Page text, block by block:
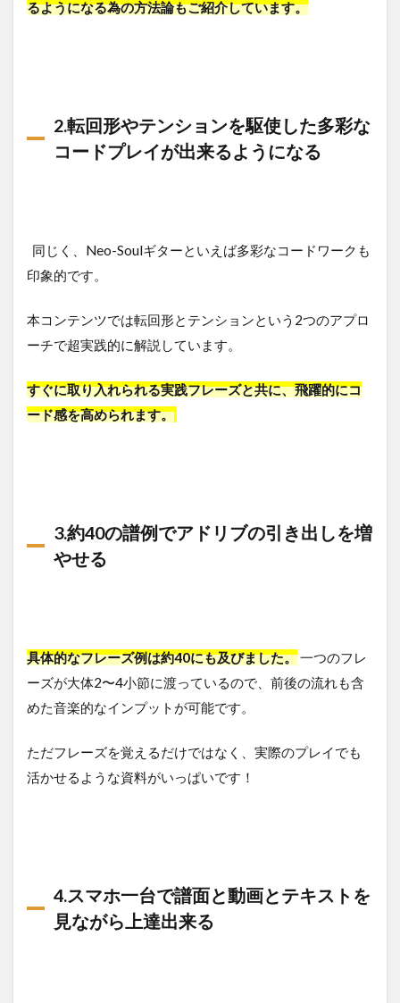
るようになる為の方法論もご紹介しています。
2.転回形やテンションを駆使した多彩な
コードプレイが出来るようになる
同じく、Neo-Soulギターといえば多彩なコードワークも
印象的です。
本コンテンツでは転回形とテンションという2つのアプロ
ーチで超実践的に解説しています。
すぐに取り入れられる実践フレーズと共に、飛躍的にコ
ード感を高められます。
3.約40の譜例でアドリブの引き出しを増
やせる
具体的なフレーズ例は約40にも及びました。一つのフレ
ーズが大体2〜4小節に渡っているので、前後の流れも含
めた音楽的なインプットが可能です。
ただフレーズを覚えるだけではなく、実際のプレイでも
活かせるような資料がいっぱいです！
4.スマホ一台で譜面と動画とテキストを
見ながら上達出来る